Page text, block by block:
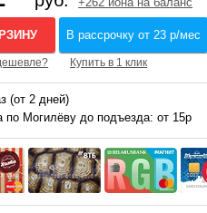
В рассрочку от 23 р/мес
Купить в 1 клик
(от 2 дней)
по Могилёву до подъезда: от 15р